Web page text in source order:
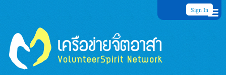
Sign In